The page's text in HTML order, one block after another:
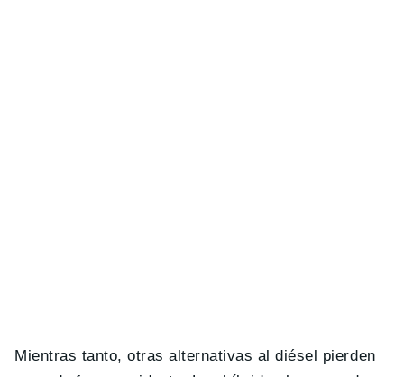
Mientras tanto, otras alternativas al diésel pierden